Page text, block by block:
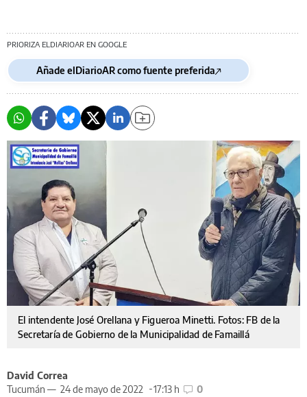
PRIORIZA ELDIARIOAR EN GOOGLE
Añade elDiarioAR como fuente preferida
El intendente José Orellana y Figueroa Minetti. Fotos: FB de la
Secretaría de Gobierno de la Municipalidad de Famaillá
David Correa
Tucumán — 24 de mayo de 2022 17:13 h 0